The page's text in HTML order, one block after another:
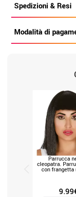
Spedizioni & Resi
Modalità di
Parrucca
cleopatra.
con frangetta